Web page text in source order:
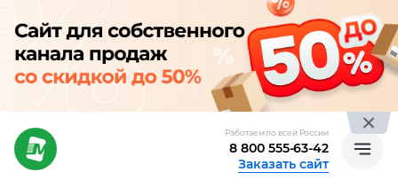
Работаем по всей России
8 800 555-63-42
Заказать сайт